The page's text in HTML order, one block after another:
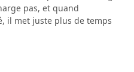
pas, et quand
il met juste plus de temps